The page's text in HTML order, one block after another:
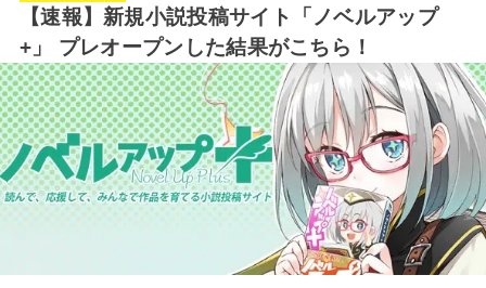
【速報】新規小説投稿サイト「ノベルアップ
+」 プレオープンした結果がこちら！